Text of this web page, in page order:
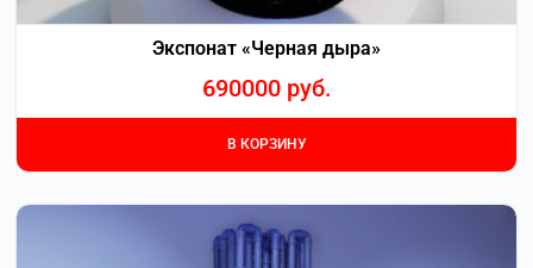
Экспонат «Черная дыра»
690000 руб.
В КОРЗИНУ